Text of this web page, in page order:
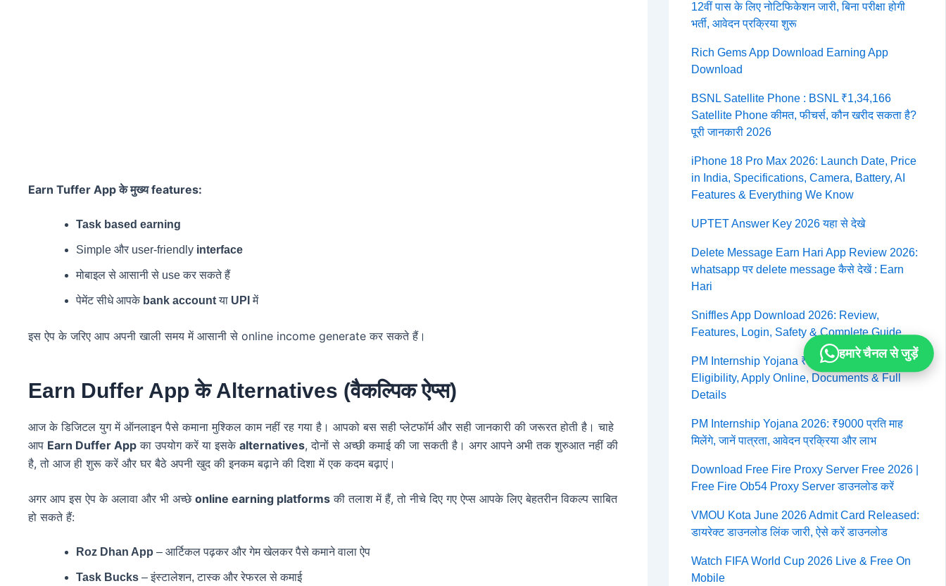
Earn Tuffer App के मुख्य features:
Task based earning
Simple और user-friendly interface
मोबाइल से आसानी से use कर सकते हैं
पेमेंट सीधे आपके bank accountया UPI में
इस ऐप के जरिए आप अपनी खाली समय में आसानी से online income generate कर सकते हैं।
Earn Duffer App के Alternatives (वैकल्पिक ऐप्स)
आज के डिजिटल युग में ऑनलाइन पैसे कमाना मुश्किल काम नहीं रह गया है। आपको बस सही प्लेटफॉर्म और सही जानकारी की जरूरत होती है। चाहे
आप Earn Duffer App का उपयोग करें या इसके alternatives, दोनों से अच्छी कमाई की जा सकती है। अगर आपने अभी तक शुरुआत नहीं की
है, तो आज ही शुरू करें और घर बैठे अपनी खुद की इनकम बढ़ाने की दिशा में एक कदम बढ़ाएं।
अगर आप इस ऐप के अलावा और भी अच्छे online earning platforms की तलाश में हैं, तो नीचे दिए गए ऐप्स आपके लिए बेहतरीन विकल्प साबित
हो सकते हैं:
Roz Dhan App – आर्टिकल पढ़कर और गेम खेलकर पैसे कमाने वाला ऐप
Task Bucks – इंस्टालेशन, टास्क और रेफरल से कमाई
12वीं पास के लिए नोटिफिकेशन जारी, बिना परीक्षा होगी
भर्ती, आवेदन प्रक्रिया शुरू
Rich Gems App Download Earning App
Download
BSNL Satellite Phone : BSNL ₹1,34,166
Satellite Phone कीमत, फीचर्स, कौन खरीद सकता है?
पूरी जानकारी 2026
iPhone 18 Pro Max 2026: Launch Date, Price
in India, Specifications, Camera, Battery, AI
Features & Everything We Know
UPTET Answer Key 2026 यहा से देखे
Delete Message Earn Hari App Review 2026:
whatsapp पर delete message कैसे देखें : Earn
Hari
Sniffles App Download 2026: Review,
Features, Login, Safety & Complete Guide
PM Internship Yojana ₹9000 Per Month 2026:
Eligibility, Apply Online, Documents & Full
Details
PM Internship Yojana 2026: ₹9000 प्रति माह
मिलेंगे, जानें पात्रता, आवेदन प्रक्रिया और लाभ
Download Free Fire Proxy Server Free 2026 |
Free Fire Ob54 Proxy Server डाउनलोड करें
VMOU Kota June 2026 Admit Card Released:
डायरेक्ट डाउनलोड लिंक जारी, ऐसे करें डाउनलोड
Watch FIFA World Cup 2026 Live & Free On
Mobile
हमारे चैनल से जुड़ें